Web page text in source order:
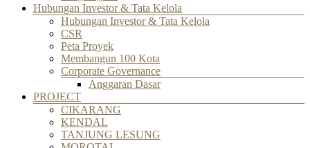
Hubungan Investor & Tata Kelola
Hubungan Investor & Tata Kelola
CSR
Peta Proyek
Membangun 100 Kota
Corporate Governance
Anggaran Dasar
PROJECT
CIKARANG
KENDAL
TANJUNG LESUNG